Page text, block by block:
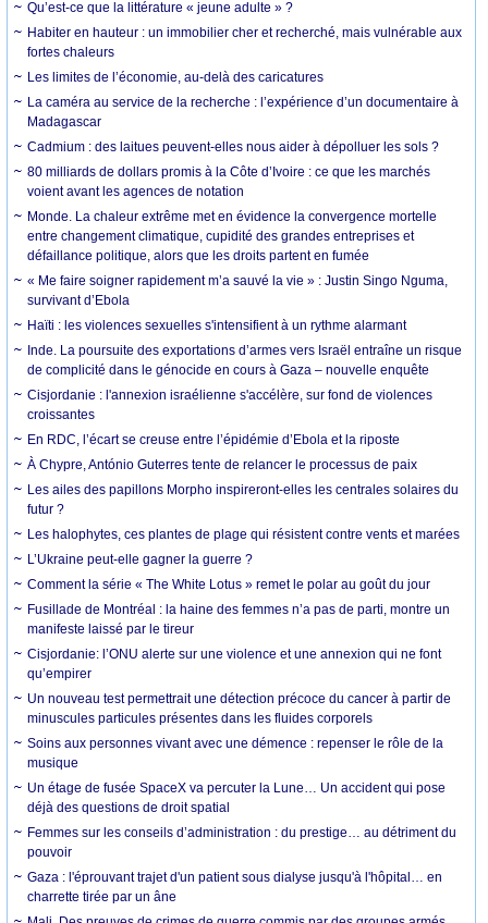
Qu’est-ce que la littérature « jeune adulte » ?
Habiter en hauteur : un immobilier cher et recherché, mais vulnérable aux
fortes chaleurs
Les limites de l’économie, au-delà des caricatures
La caméra au service de la recherche : l’expérience d’un documentaire à
Madagascar
Cadmium : des laitues peuvent-elles nous aider à dépolluer les sols ?
80 milliards de dollars promis à la Côte d’Ivoire : ce que les marchés
voient avant les agences de notation
Monde. La chaleur extrême met en évidence la convergence mortelle
entre changement climatique, cupidité des grandes entreprises et
défaillance politique, alors que les droits partent en fumée
« Me faire soigner rapidement m’a sauvé la vie » : Justin Singo Nguma,
survivant d’Ebola
Haïti : les violences sexuelles s'intensifient à un rythme alarmant
Inde. La poursuite des exportations d’armes vers Israël entraîne un risque
de complicité dans le génocide en cours à Gaza – nouvelle enquête
Cisjordanie : l'annexion israélienne s'accélère, sur fond de violences
croissantes
En RDC, l’écart se creuse entre l’épidémie d’Ebola et la riposte
À Chypre, António Guterres tente de relancer le processus de paix
Les ailes des papillons Morpho inspireront-elles les centrales solaires du
futur ?
Les halophytes, ces plantes de plage qui résistent contre vents et marées
L’Ukraine peut-elle gagner la guerre ?
Comment la série « The White Lotus » remet le polar au goût du jour
Fusillade de Montréal : la haine des femmes n’a pas de parti, montre un
manifeste laissé par le tireur
Cisjordanie: l’ONU alerte sur une violence et une annexion qui ne font
qu’empirer
Un nouveau test permettrait une détection précoce du cancer à partir de
minuscules particules présentes dans les fluides corporels
Soins aux personnes vivant avec une démence : repenser le rôle de la
musique
Un étage de fusée SpaceX va percuter la Lune… Un accident qui pose
déjà des questions de droit spatial
Femmes sur les conseils d’administration : du prestige… au détriment du
pouvoir
Gaza : l'éprouvant trajet d'un patient sous dialyse jusqu'à l'hôpital… en
charrette tirée par un âne